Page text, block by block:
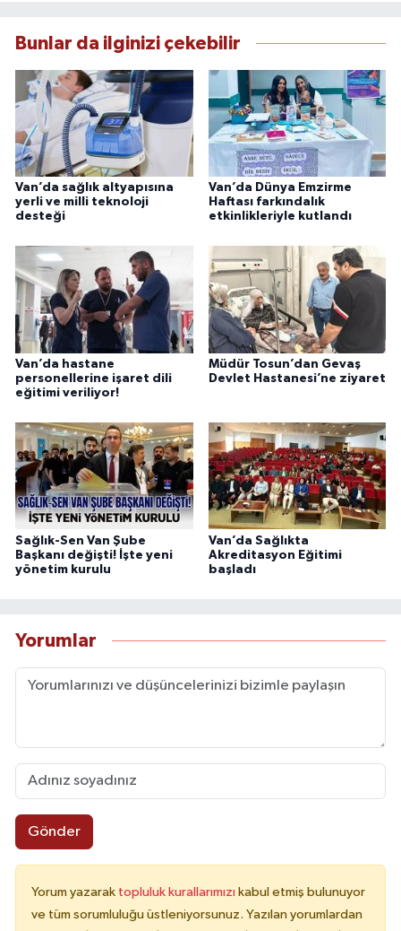
bilgilendirmektedir.
Bunlar da ilginizi çekebilir
Van’da sağlık altyapısına
yerli ve milli teknoloji
desteği
Van’da Dünya Emzirme
Haftası farkındalık
etkinlikleriyle kutlandı
Van’da hastane
personellerine işaret dili
eğitimi veriliyor!
Müdür Tosun’dan Gevaş
Devlet Hastanesi’ne ziyaret
Sağlık-Sen Van Şube
Başkanı değişti! İşte yeni
yönetim kurulu
Van’da Sağlıkta
Akreditasyon Eğitimi
başladı
Yorumlar
Gönder
Yorum yazarak topluluk kurallarımızı kabul etmiş bulunuyor
ve tüm sorumluluğu üstleniyorsunuz. Yazılan yorumlardan